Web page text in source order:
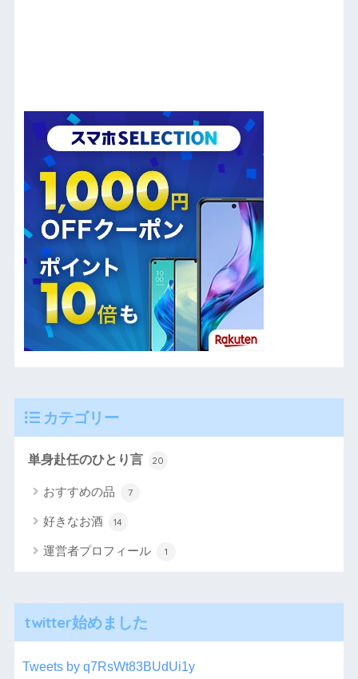
カテゴリー
単身赴任のひとり言 20
おすすめの品 7
好きなお酒 14
運営者プロフィール 1
twitter始めました
Tweets by q7RsWt83BUdUi1y